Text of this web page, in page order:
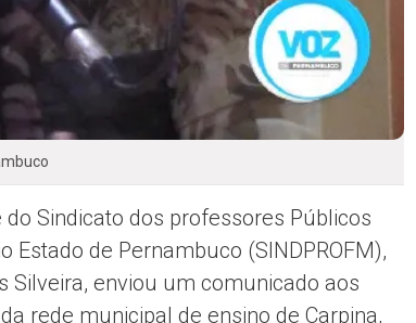
do Sindicato dos professores Públicos
Estado de Pernambuco (SINDPROFM),
Silveira, enviou um comunicado aos
rede municipal de ensino de Carpina,